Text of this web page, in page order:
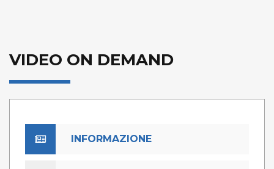
VIDEO ON DEMAND
INFORMAZIONE